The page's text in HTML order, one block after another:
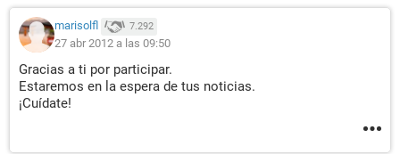
marisolfl 7.292
27 abr 2012 a las 09:50
Gracias a ti por participar.
Estaremos en la espera de tus noticias.
¡Cuídate!